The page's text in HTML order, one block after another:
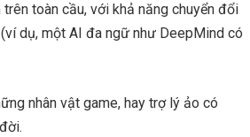
toàn cầu, với khả năng chuyển đổi
dụ, một AI đa ngữ như DeepMind có
nhân vật game, hay trợ lý ảo có